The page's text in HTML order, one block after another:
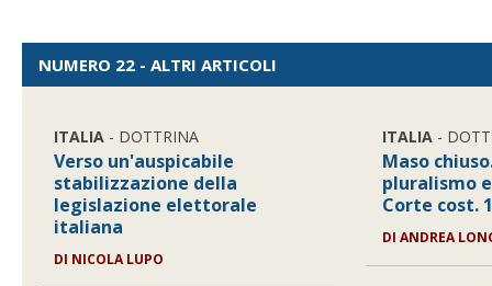
NUMERO 22 - ALTRI ARTICOLI
ITALIA - DOTTRINA
Verso un'auspicabile
stabilizzazione della
legislazione elettorale
italiana
DI NICOLA LUPO
ITALIA -
Maso
pluralismo
Corte cost.
DIANDREA